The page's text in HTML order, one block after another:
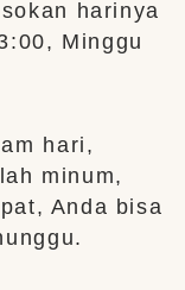
harinya
Minggu
hari,
minum,
Anda bisa